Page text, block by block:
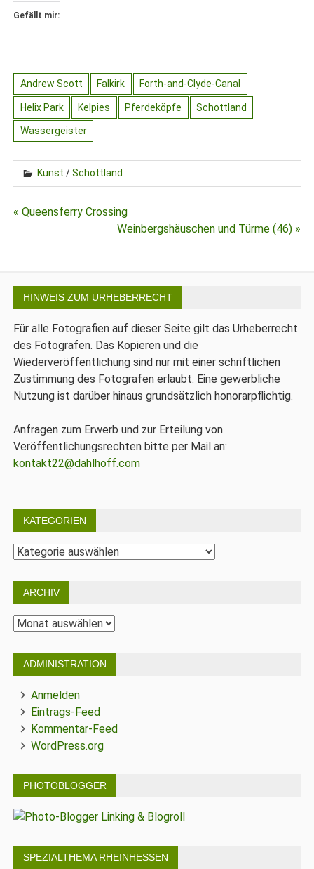
Gefällt mir:
Andrew Scott Falkirk Forth-and-Clyde-Canal
Helix Park Kelpies Pferdeköpfe Schottland
Wassergeister
Kunst /Schottland
Beitragsnavigation
« Queensferry Crossing
Weinbergshäuschen und Türme (46) »
HINWEIS ZUM URHEBERRECHT
Für alle Fotografien auf dieser Seite gilt das Urheberrecht
des Fotografen. Das Kopieren und die
Wiederveröffentlichung sind nur mit einer schriftlichen
Zustimmung des Fotografen erlaubt. Eine gewerbliche
Nutzung ist darüber hinaus grundsätzlich honorarpflichtig.
Anfragen zum Erwerb und zur Erteilung von
Veröffentlichungsrechten bitte per Mail an:
kontakt22@dahlhoff.com
KATEGORIEN
Kategorien
ARCHIV
Archiv
ADMINISTRATION
Anmelden
Eintrags-Feed
Kommentar-Feed
WordPress.org
PHOTOBLOGGER
SPEZIALTHEMA RHEINHESSEN